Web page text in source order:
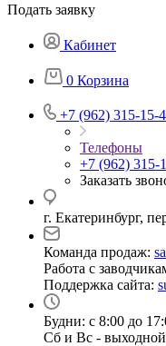
Подать заявку
Кабинет
0 Корзина
+7 (962) 315-15-
Телефоны
+7 (962) 315-
Заказать
г. Екатеринбург,
Команда продаж:
Работа с
Поддержка сайта:
Будни: с 8:00 до
Сб и Вс - выходной